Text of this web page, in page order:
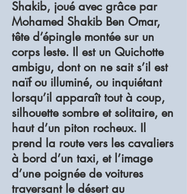
Shakib, joué avec grâce par
Mohamed Shakib Ben Omar,
tête d’épingle montée sur un
corps leste. Il est un Quichotte
ambigu, dont on ne sait s’il est
naïf ou illuminé, ou inquiétant
lorsqu’il apparaît tout à coup,
silhouette sombre et solitaire, en
haut d’un piton rocheux. Il
prend la route vers les cavaliers
à bord d’un taxi, et l’image
d’une poignée de voitures
traversant le désert au